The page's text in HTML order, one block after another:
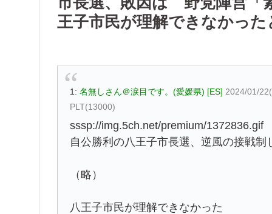
王子市民が理解できなかっ
1: 名無しさん＠涙目です。(愛媛県) [ES] 2024/01/
PLT(13000)
sssp://img.5ch.net/premium/1372836.gif
自公勝利の八王子市長選、逆風の接戦
（略）
八王子市民が理解できなかった